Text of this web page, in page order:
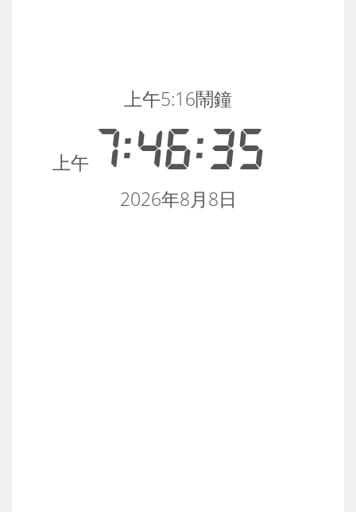
上午 7:46:35
上午5:16鬧鐘
2026年8月8日